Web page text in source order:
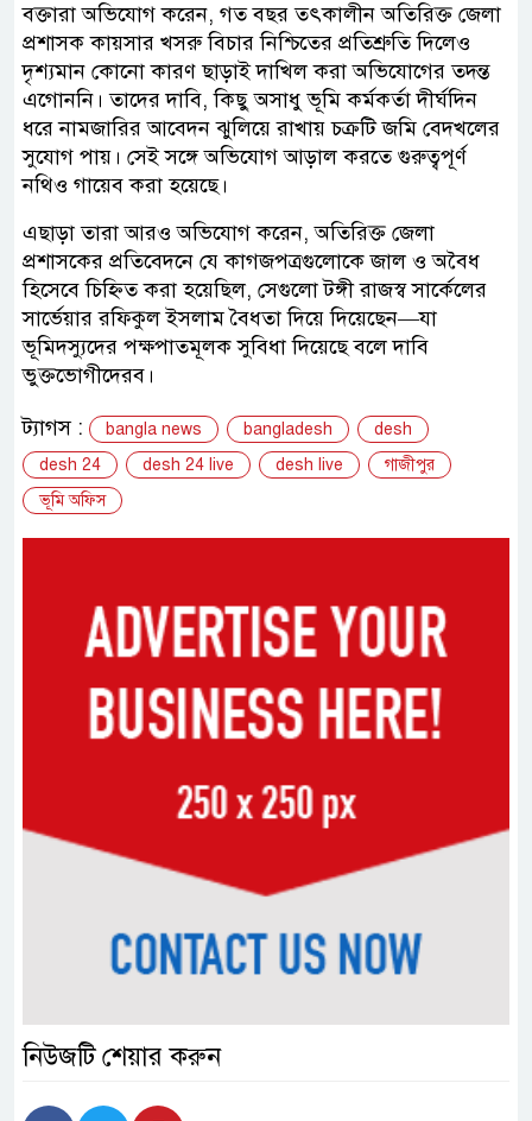
বক্তারা অভিযোগ করেন, গত বছর তৎকালীন অতিরিক্ত জেলা
প্রশাসক কায়সার খসরু বিচার নিশ্চিতের প্রতিশ্রুতি দিলেও
দৃশ্যমান কোনো কারণ ছাড়াই দাখিল করা অভিযোগের তদন্ত
এগোননি। তাদের দাবি, কিছু অসাধু ভূমি কর্মকর্তা দীর্ঘদিন
ধরে নামজারির আবেদন ঝুলিয়ে রাখায় চক্রটি জমি বেদখলের
সুযোগ পায়। সেই সঙ্গে অভিযোগ আড়াল করতে গুরুত্বপূর্ণ
নথিও গায়েব করা হয়েছে।
এছাড়া তারা আরও অভিযোগ করেন, অতিরিক্ত জেলা
প্রশাসকের প্রতিবেদনে যে কাগজপত্রগুলোকে জাল ও অবৈধ
হিসেবে চিহ্নিত করা হয়েছিল, সেগুলো টঙ্গী রাজস্ব সার্কেলের
সার্ভেয়ার রফিকুল ইসলাম বৈধতা দিয়ে দিয়েছেন—যা
ভূমিদস্যুদের পক্ষপাতমূলক সুবিধা দিয়েছে বলে দাবি
ভুক্তভোগীদেরব।
ট্যাগস :
bangla news bangladesh
desh
desh 24
desh 24 live desh live
গাজীপুর
ভূমি অফিস
নিউজটি শেয়ার করুন